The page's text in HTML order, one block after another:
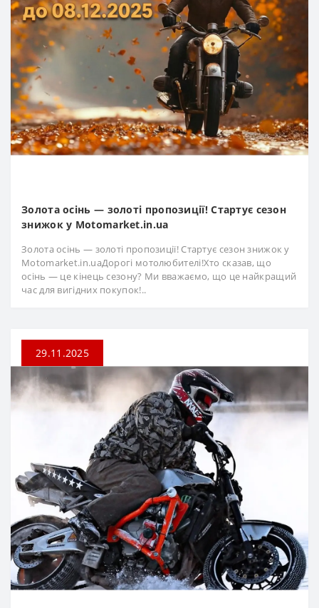
Золота осінь — золоті пропозиції! Стартує сезон
знижок у Motomarket.in.ua
Золота осінь — золоті пропозиції! Стартує сезон знижок у
Motomarket.in.uaДорогі мотолюбителі!Хто сказав, що
осінь — це кінець сезону? Ми вважаємо, що це найкращий
час для вигідних покупок!..
29.11.2025